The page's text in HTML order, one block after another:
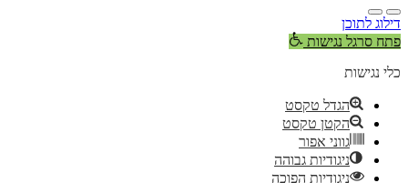
דילוג לתוכן
פתח סרגל נגישות
כלי נגישות
הגדל טקסט
הקטן טקסט
גווני אפור
ניגודיות גבוהה
ניגודיות הפוכה